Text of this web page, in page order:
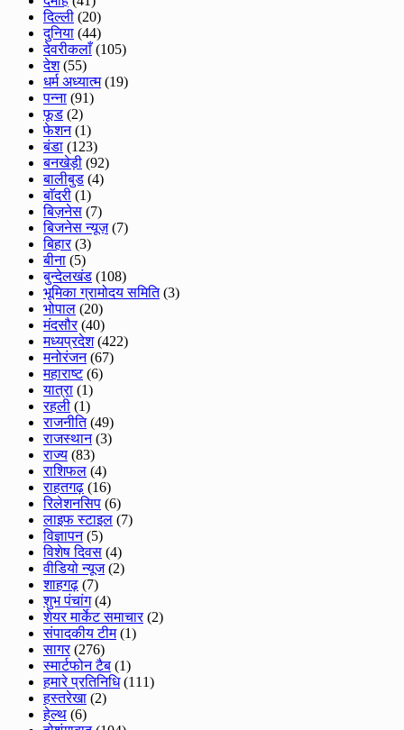
दिल्ली (20)
दुनिया (44)
देवरीकलाँ(105)
देश(55)
धर्म अध्यात्म(19)
पन्ना (91)
फूड (2)
फेशन(1)
बंडा (123)
बनखेड़ी (92)
बालीबुड (4)
बाॅदरी (1)
बिज़नेस (7)
बिजनेस न्यूज़(7)
बिहार(3)
बीना (5)
बुन्देलखंड (108)
भूमिका ग्रामोदय समिति(3)
भोपाल (20)
मंदसौर(40)
मध्यप्रदेश(422)
मनोरंजन(67)
महाराष्ट(6)
यात्रा (1)
रहली (1)
राजनीति(49)
राजस्थान(3)
राज्य (83)
राशिफल (4)
राहतगढ़ (16)
रिलेशनसिप (6)
लाइफ स्टाइल (7)
विज्ञापन(5)
विशेष दिवस (4)
वीडियो न्यूज(2)
शाहगढ़ (7)
शुभ पंचांग(4)
शेयर मार्केट समाचार(2)
संपादकीय टीम(1)
सागर(276)
स्मार्टफोन टैब (1)
हमारे प्रतिनिधि(111)
हस्तरेखा (2)
हेल्थ (6)